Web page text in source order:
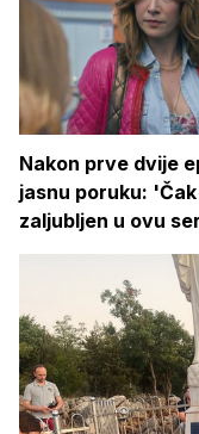
Nakon prve dvije
jasnu poruku:
zaljubljen u ovu